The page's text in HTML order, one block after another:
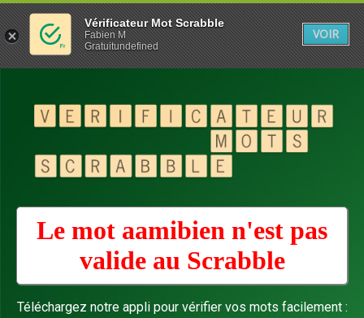
Le mot aamibien n'est pas
valide au Scrabble
Téléchargez notre appli pour vérifier vos mots facilement :
Vérificateur Mot Scrabble
Fabien M
Gratuitundefined
VOIR